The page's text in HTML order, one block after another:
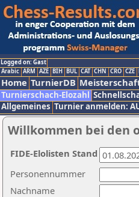
Logged on: Gast
Arabic ARM AZE BIH BUL CAT CHN CRO CZE
Home TurnierDB
Turnierschach-Elozahl
Allgemeines Turnier anmelden:
Willkommen bei den
Nachname
Personennummer
FIDE-Elolisten Stand